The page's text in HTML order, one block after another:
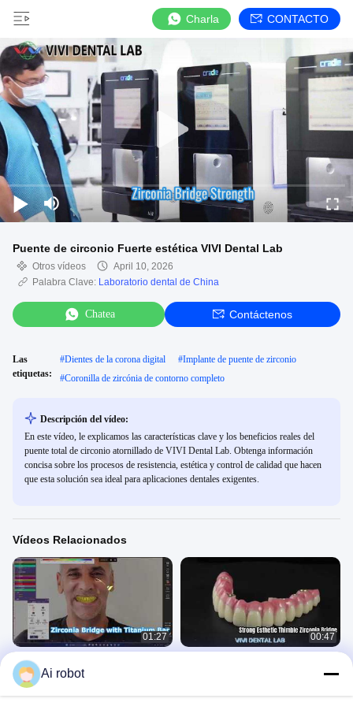
Charla CONTACTO
Puente de circonio Fuerte estética VIVI Dental Lab
Otros vídeos
April 10, 2026
Palabra Clave: Laboratorio dental de China
Chatea Contáctenos
Las
etiquetas:
#Dientes de la corona digital #Implante de puente de zirconio
#Coronilla de zircónia de contorno completo
Descripción del vídeo:
En este vídeo, le explicamos las características clave y los beneficios reales del
puente total de circonio atornillado de VIVI Dental Lab. Obtenga información
concisa sobre los procesos de resistencia, estética y control de calidad que hacen
que esta solución sea ideal para aplicaciones dentales exigentes.
Vídeos Relacionados
01:27
Barra de titanio con puente de
circonio Solución All on X
VIDEOS DE TÉCNICA
00:47
Ai robot